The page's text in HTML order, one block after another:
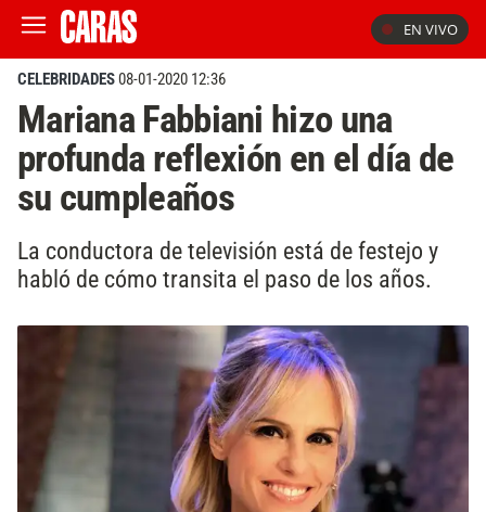
EN VIVO
CELEBRIDADES08-01-2020 12:36
Mariana Fabbiani hizo una
profunda reflexión en el día de
su cumpleaños
La conductora de televisión está de festejo y
habló de cómo transita el paso de los años.